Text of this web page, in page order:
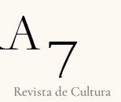
Revista de Cultura